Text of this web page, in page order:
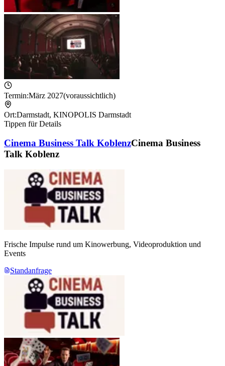
Termin:März 2027(voraussichtlich)
Ort:Darmstadt, KINOPOLIS Darmstadt
Tippen für Details
Cinema Business Talk KoblenzCinema Business
Talk Koblenz
Frische Impulse rund um Kinowerbung, Videoproduktion und
Events
Standanfrage